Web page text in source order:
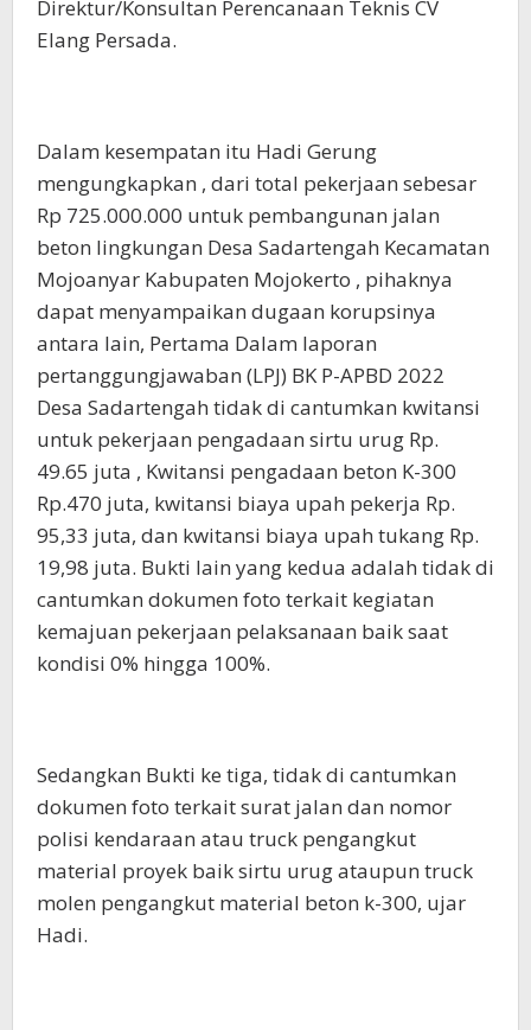
Direktur/Konsultan Perencanaan Teknis CV
Elang Persada.
Dalam kesempatan itu Hadi Gerung
mengungkapkan , dari total pekerjaan sebesar
Rp 725.000.000 untuk pembangunan jalan
beton lingkungan Desa Sadartengah Kecamatan
Mojoanyar Kabupaten Mojokerto , pihaknya
dapat menyampaikan dugaan korupsinya
antara lain, Pertama Dalam laporan
pertanggungjawaban (LPJ) BK P-APBD 2022
Desa Sadartengah tidak di cantumkan kwitansi
untuk pekerjaan pengadaan sirtu urug Rp.
49.65 juta , Kwitansi pengadaan beton K-300
Rp.470 juta, kwitansi biaya upah pekerja Rp.
95,33 juta, dan kwitansi biaya upah tukang Rp.
19,98 juta. Bukti lain yang kedua adalah tidak di
cantumkan dokumen foto terkait kegiatan
kemajuan pekerjaan pelaksanaan baik saat
kondisi 0% hingga 100%.
Sedangkan Bukti ke tiga, tidak di cantumkan
dokumen foto terkait surat jalan dan nomor
polisi kendaraan atau truck pengangkut
material proyek baik sirtu urug ataupun truck
molen pengangkut material beton k-300, ujar
Hadi.